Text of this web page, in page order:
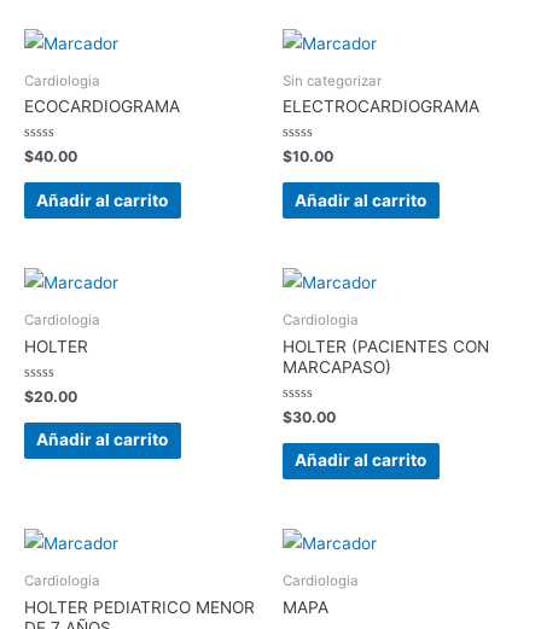
Cardiologia
ECOCARDIOGRAMA
Valorado
en
0
$40.00
Añadir al carrito
Sin categorizar
ELECTROCARDIOGRAMA
Valorado
en
0
$10.00
Añadir al carrito
Cardiologia
HOLTER
Valorado
en
0
$20.00
Añadir al carrito
Cardiologia
HOLTER (PACIENTES CON
MARCAPASO)
Valorado
en
0
$30.00
Añadir al carrito
Cardiologia
HOLTER PEDIATRICO MENOR
Cardiologia
MAPA